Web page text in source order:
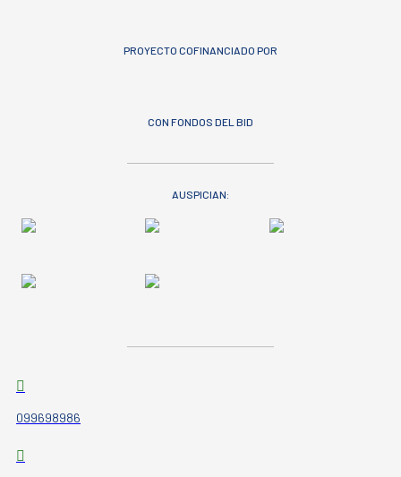
PROYECTO COFINANCIADO POR
CON FONDOS DEL BID
AUSPICIAN:
099698986